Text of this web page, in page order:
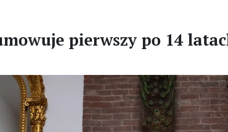
pierwszy po 14